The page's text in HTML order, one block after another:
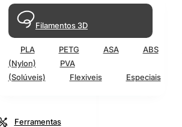
Filamentos 3D
PLA PETG ASA ABS
(Nylon)
PVA
(Solúveis)
Flexiveis Especiais
Ferramentas